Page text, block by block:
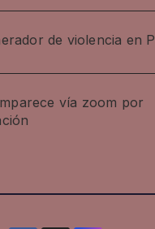
de violencia en
vía zoom por